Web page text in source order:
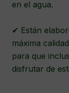
en el agua.
✔ Están
máxima
para que
disfrutar de